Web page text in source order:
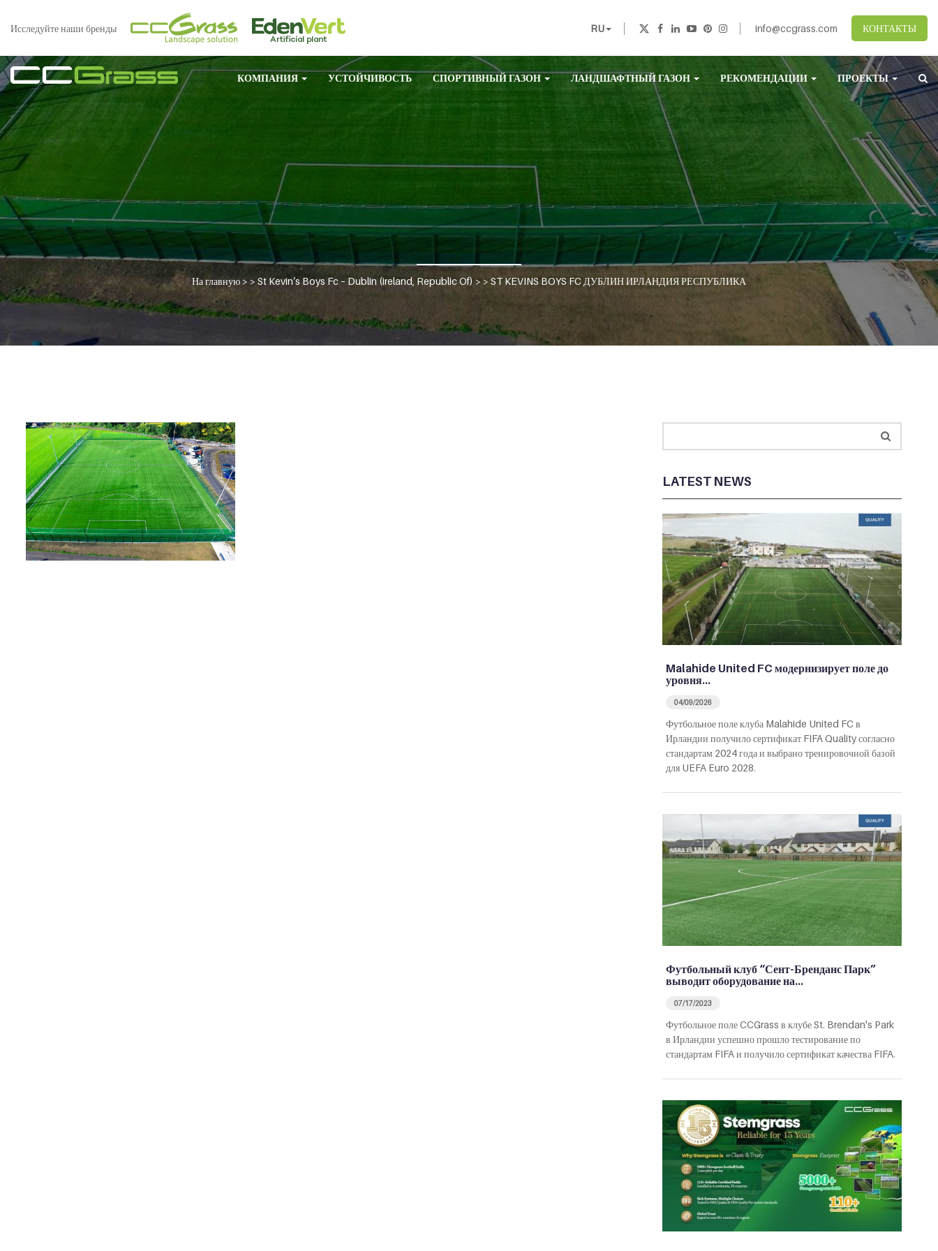
Исследуйте наши бренды RU info@ccgrass.com КОНТАКТЫ
КОМПАНИЯ УСТОЙЧИВОСТЬ СПОРТИВНЫЙ ГАЗОН ЛАНДШАФТНЫЙ ГАЗОН РЕКОМЕНДАЦИИ ПРОЕКТЫ
На главную> > St Kevin’s Boys Fc – Dublin (ireland, Republic Of) > > ST KEVINS BOYS FC ДУБЛИН ИРЛАНДИЯ РЕСПУБЛИКА
LATEST NEWS
Malahide United FC модернизирует поле до
уровня…
04/09/2026
Футбольное поле клуба Malahide United FC в
Ирландии получило сертификат FIFA Quality согласно
стандартам 2024 года и выбрано тренировочной базой
для UEFA Euro 2028.
Футбольный клуб “Сент-Бренданс Парк”
выводит оборудование на…
07/17/2023
Футбольное поле CCGrass в клубе St. Brendan's Park
в Ирландии успешно прошло тестирование по
стандартам FIFA и получило сертификат качества FIFA.